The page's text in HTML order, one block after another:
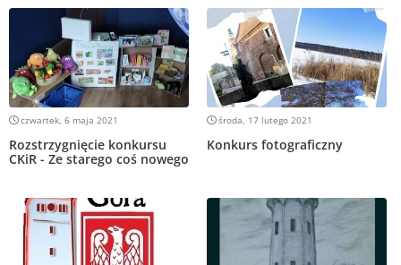
czwartek, 6 maja 2021
Rozstrzygnięcie konkursu
CKiR - Ze starego coś nowego
środa, 17 lutego 2021
Konkurs fotograficzny